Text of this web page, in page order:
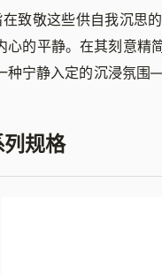
致敬这些供自我沉思
心的平静。在其刻意精
种宁静入定的沉浸氛围
规格